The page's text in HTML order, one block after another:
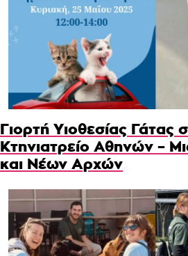
Γιορτή Υιοθεσίας Γάτας
Κτηνιατρείο Αθηνών –
και Νέων Αρχών